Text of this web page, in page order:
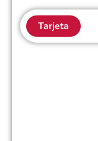
Tarjeta